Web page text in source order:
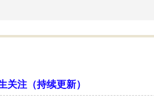
关注（持续更新）